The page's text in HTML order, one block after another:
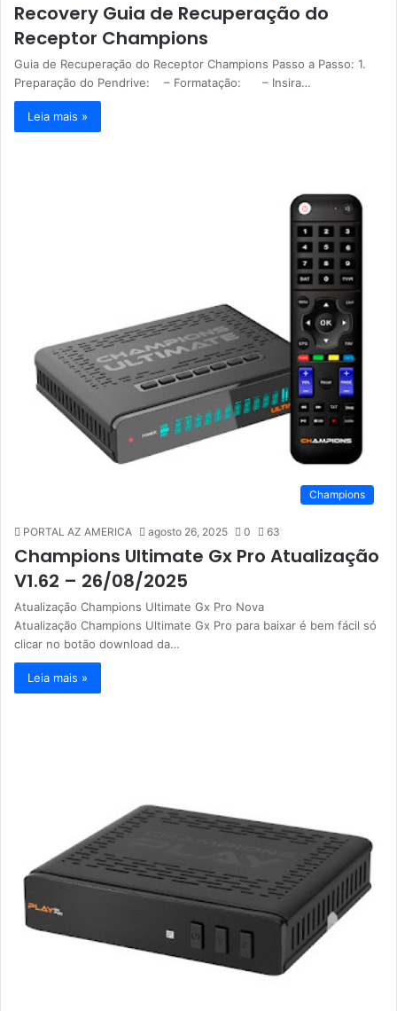
Recovery Guia de Recuperação do
Receptor Champions
Guia de Recuperação do Receptor Champions Passo a Passo: 1.
Preparação do Pendrive: – Formatação: – Insira…
Leia mais »
Champions
PORTAL AZ AMERICA agosto 26, 2025 0 63
Champions Ultimate Gx Pro Atualização
V1.62 – 26/08/2025
Atualização Champions Ultimate Gx Pro Nova
Atualização Champions Ultimate Gx Pro para baixar é bem fácil só
clicar no botão download da…
Leia mais »